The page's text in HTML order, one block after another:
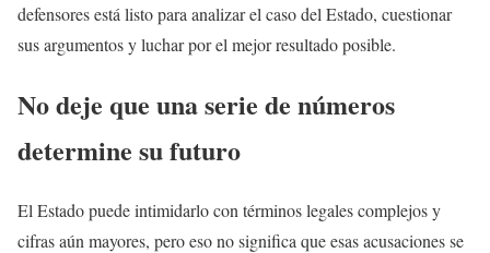
defensores está listo para analizar el caso del Estado, cuestionar
sus argumentos y luchar por el mejor resultado posible.
No deje que una serie de números
determine su futuro
El Estado puede intimidarlo con términos legales complejos y
cifras aún mayores, pero eso no significa que esas acusaciones se